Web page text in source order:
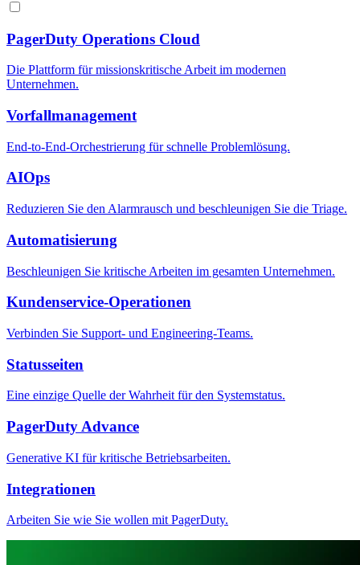
PagerDuty Operations Cloud
Die Plattform für missionskritische Arbeit im modernen
Unternehmen.
Vorfallmanagement
End-to-End-Orchestrierung für schnelle Problemlösung.
AIOps
Reduzieren Sie den Alarmrausch und beschleunigen Sie die Triage.
Automatisierung
Beschleunigen Sie kritische Arbeiten im gesamten Unternehmen.
Kundenservice-Operationen
Verbinden Sie Support- und Engineering-Teams.
Statusseiten
Eine einzige Quelle der Wahrheit für den Systemstatus.
PagerDuty Advance
Generative KI für kritische Betriebsarbeiten.
Integrationen
Arbeiten Sie wie Sie wollen mit PagerDuty.